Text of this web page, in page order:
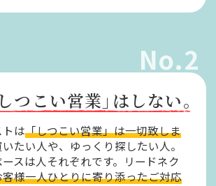
No.2
つこい営業」はしない。
トは「しつこい営業」は一切致しま
たい人や、ゆっくり探したい人。
スは人それぞれです。リードネク
客様一人ひとりに寄り添ったご対応